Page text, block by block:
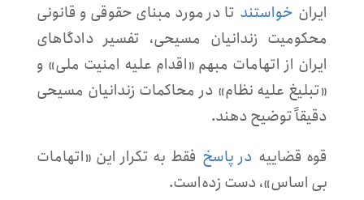
ایران خواستند تا در مورد مبنای حقوقی و قانونی
محکومیت زندانیان مسیحی، تفسیر دادگاهای
ایران از اتهامات مبهم «اقدام علیه امنیت ملی» و
«تبلیغ علیه نظام» در محاکمات زندانیان مسیحی
دقیقاً توضیح دهند.
قوه قضاییه در پاسخ فقط به تکرار این «اتهامات
بی اساس»، دست زده‌است.